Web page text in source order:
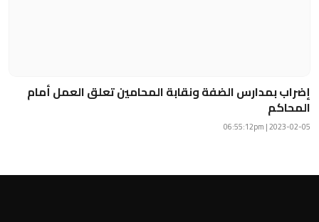
إضراب بمدارس الضفة ونقابة المحامين تعلق العمل أمام
المحاكم
2023-02-05 | 06:55:12pm